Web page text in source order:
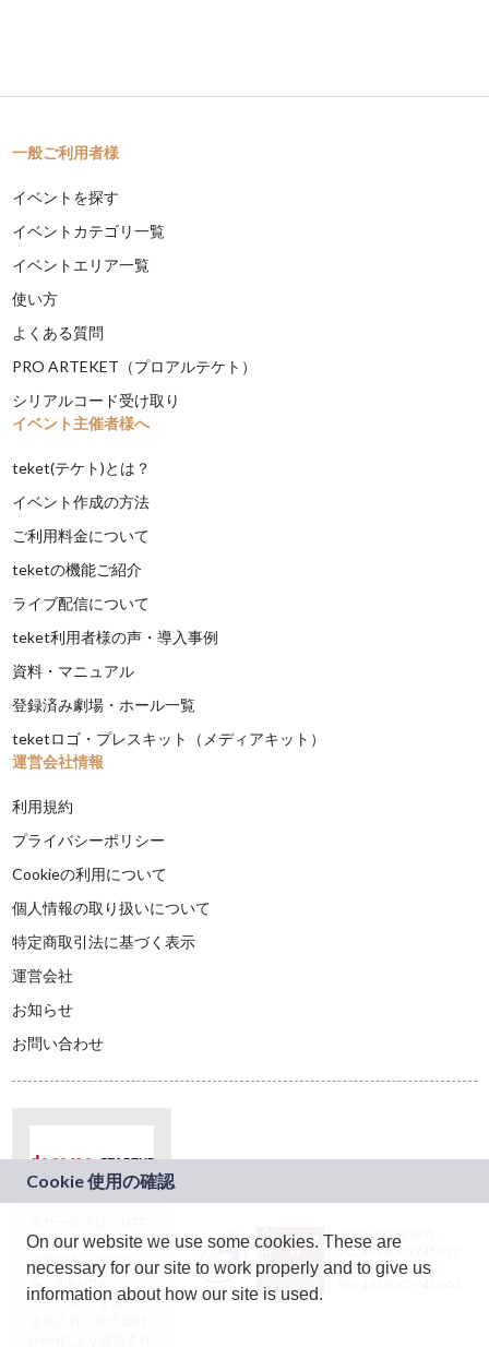
一般ご利用者様
イベントを探す
イベントカテゴリ一覧
イベントエリア一覧
使い方
よくある質問
PRO ARTEKET（プロアルテケト）
シリアルコード受け取り
イベント主催者様へ
teket(テケト)とは？
イベント作成の方法
ご利用料金について
teketの機能ご紹介
ライブ配信について
teket利用者様の声・導入事例
資料・マニュアル
登録済み劇場・ホール一覧
teketロゴ・プレスキット（メディアキット）
運営会社情報
利用規約
プライバシーポリシー
Cookieの利用について
個人情報の取り扱いについて
特定商取引法に基づく表示
運営会社
お知らせ
お問い合わせ
ドコモグループの新
規事業創出プログラ
ム「docomo
STARTUP」を通じて
JASRAC許諾番号：
9024936001Y45037
JASRAC許諾番号：
On our website we use some cookies. These are
necessary for our site to work properly and to give us
information about how our site is used.